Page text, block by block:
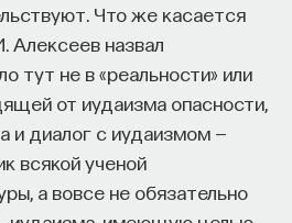
Что же касается
Алексеев назвал
тут не в «реальности» или
от иудаизма опасности,
и диалог с иудаизмом —
всякой ученой
а вовсе не обязательно